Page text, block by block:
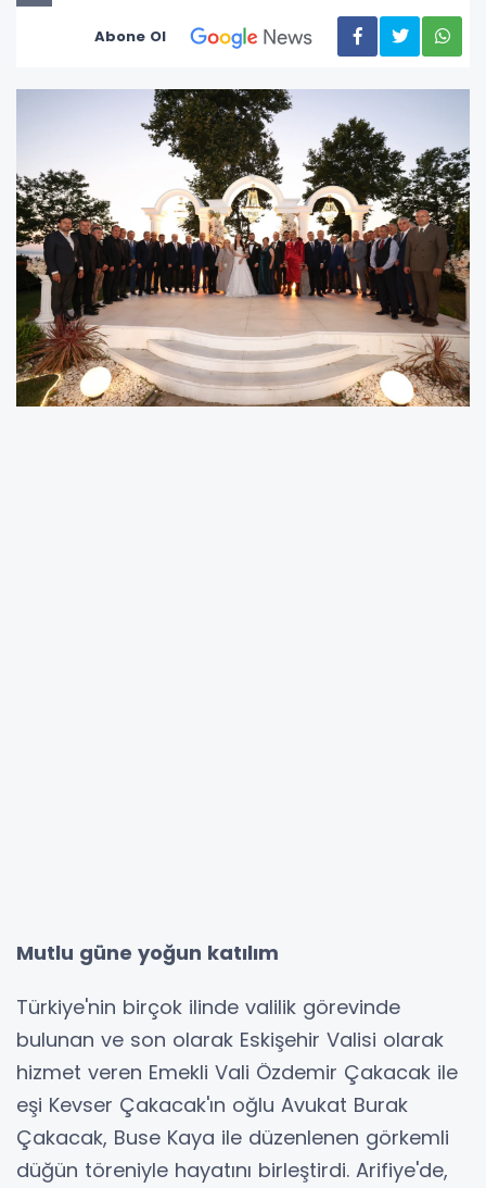
Abone Ol
Mutlu güne yoğun katılım
Türkiye'nin birçok ilinde valilik görevinde
bulunan ve son olarak Eskişehir Valisi olarak
hizmet veren Emekli Vali Özdemir Çakacak ile
eşi Kevser Çakacak'ın oğlu Avukat Burak
Çakacak, Buse Kaya ile düzenlenen görkemli
düğün töreniyle hayatını birleştirdi. Arifiye'de,